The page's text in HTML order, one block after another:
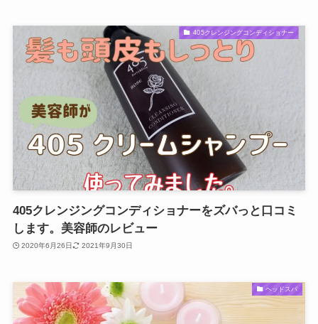
405クレンジングコンディショナー
405クレンジングコンディショナーをズバっと口コミ
します。美容師のレビュー
2020年6月26日 2021年9月30日
ヘッドスパ